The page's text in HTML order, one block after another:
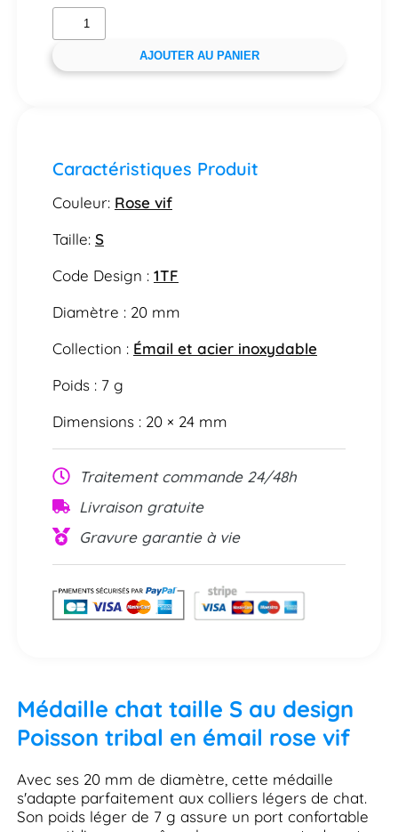
AJOUTER AU PANIER
Caractéristiques Produit
Couleur: Rose vif
Taille: S
Code Design : 1TF
Diamètre : 20 mm
Collection : Émail et acier inoxydable
Poids : 7 g
Dimensions : 20 × 24 mm
Traitement commande 24/48h
Livraison gratuite
Gravure garantie à vie
Médaille chat taille S au design
Poisson tribal en émail rose vif
Avec ses 20 mm de diamètre, cette médaille
s'adapte parfaitement aux colliers légers de chat.
Son poids léger de 7 g assure un port confortable